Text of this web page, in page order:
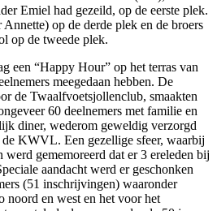
Emiel had gezeild, op de eerste plek.
op de derde plek en de broers
op de tweede plek.
een “Happy Hour” op het terras van
meegedaan hebben. De
de Twaalfvoetsjollenclub, smaakten
60 deelnemers met familie en
diner, wederom geweldig verzorgd
KWVL. Een gezellige sfeer, waarbij
werd gememoreerd dat er 3 ereleden bij
aandacht werd er geschonken
(51 inschrijvingen) waaronder
noord en west en het voor het